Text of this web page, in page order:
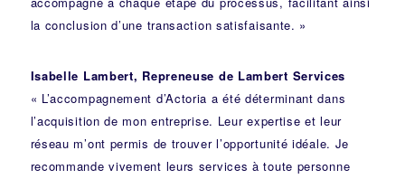
la conclusion d’une transaction satisfaisante. »
Isabelle Lambert, Repreneuse de Lambert Services
« L’accompagnement d’Actoria a été déterminant dans
l’acquisition de mon entreprise. Leur expertise et leur
réseau m’ont permis de trouver l’opportunité idéale. Je
recommande vivement leurs services à toute personne